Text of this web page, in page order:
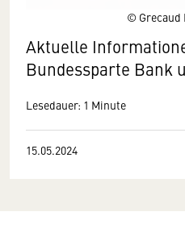
© Grecaud
Aktuelle
Bundessparte Bank
Lesedauer: 1 Minute
15.05.2024